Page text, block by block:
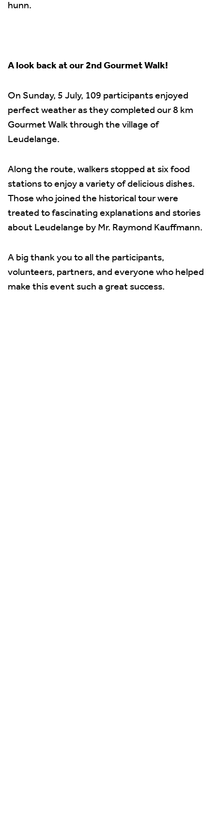
hunn.
A look back at our 2nd Gourmet Walk!
On Sunday, 5 July, 109 participants enjoyed
perfect weather as they completed our 8 km
Gourmet Walk through the village of
Leudelange.
Along the route, walkers stopped at six food
stations to enjoy a variety of delicious dishes.
Those who joined the historical tour were
treated to fascinating explanations and stories
about Leudelange by Mr. Raymond Kauffmann.
A big thank you to all the participants,
volunteers, partners, and everyone who helped
make this event such a great success.